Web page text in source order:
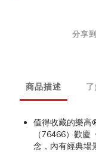
分享到
商品描述
值得收藏的樂
（76466）歡
念，內有經典場